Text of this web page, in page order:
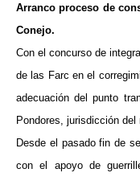
Arranco proceso de
Conejo.
Con el concurso de
de las Farc en el
adecuación del punto
Pondores, jurisdicción
Desde el pasado fin de
con el apoyo de